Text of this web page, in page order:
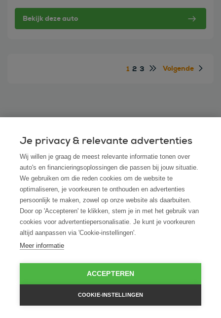
Bekijk deze auto
1 2 3 Volgende
Heb je vragen of wil je meer
informatie?
Veelgestelde vragen
Bekijk alle veelgestelde vragen
Je privacy & relevante advertenties
Wij willen je graag de meest relevante informatie tonen over
auto's en financieringsoplossingen die passen bij jouw situatie.
We gebruiken om die reden cookies om de website te
optimaliseren, je voorkeuren te onthouden en advertenties
persoonlijk te maken, zowel op onze website als daarbuiten.
Door op 'Accepteren' te klikken, stem je in met het gebruik van
cookies voor advertentiepersonalisatie. Je kunt je voorkeuren
altijd aanpassen via 'Cookie-instellingen'.
Meer informatie
ACCEPTEREN
COOKIE-INSTELLINGEN